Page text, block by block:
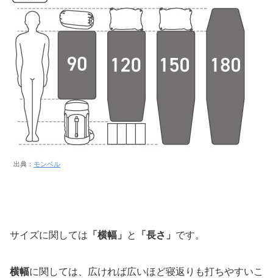
出典： モンベル
サイズに関しては 「横幅」 と 「長さ」 です。
横幅に関しては、広ければ広いほど寝返りも打ちやすいこ